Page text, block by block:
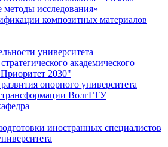
методы исследования»
композитных материалов
университета
академического
2030"
опорного университета
ВолгГТУ
иностранных специалистов